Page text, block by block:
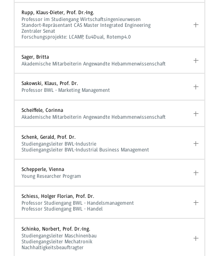
Rupp, Klaus-Dieter, Prof. Dr.-Ing.
Professor im Studiengang Wirtschaftsingenieurwesen
Standort-Repräsentant CAS Master Integrated Engineering
Zentraler Senat
Forschungsprojekte: LCAMP, Eu4Dual, Rotemp4.0
Sager, Britta
Akademische Mitarbeiterin Angewandte Hebammenwissenschaft
Sakowski, Klaus, Prof. Dr.
Professor BWL - Marketing Management
Scheiffele, Corinna
Akademische Mitarbeiterin Angewandte Hebammenwissenschaft
Schenk, Gerald, Prof. Dr.
Studiengangsleiter BWL-Industrie
Studiengangsleiter BWL-Industrial Business Management
Schepperle, Vienna
Young Researcher Program
Schiess, Holger Florian, Prof. Dr.
Professor Studiengang BWL - Handelsmanagement
Professor Studiengang BWL - Handel
Schinko, Norbert, Prof. Dr.-Ing.
Studiengangsleiter Maschinenbau
Studiengangsleiter Mechatronik
Nachhaltigkeitsbeauftragter